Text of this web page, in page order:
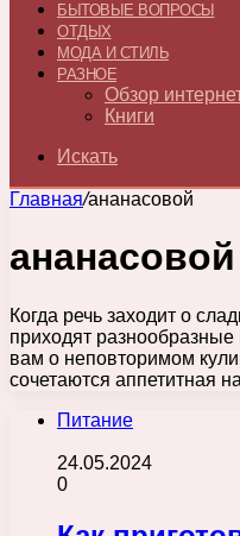
БЫТОВЫЕ ВОПРОСЫ
ОТДЫХ
МОДА И СТИЛЬ
РАЗНОЕ
Обзор
Книги
Искать
Главная/ананасовой
ананасовой
Когда речь заходит о
приходят
вам о неповторимом
сочетаются аппетитная
Питание
24.05.2024
0